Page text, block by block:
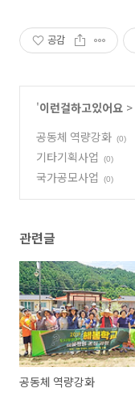
공감
'이런걸하고있어요 >
공동체 역량강화 (0)
기타기획사업 (0)
국가공모사업 (0)
관련글
공동체 역량강화